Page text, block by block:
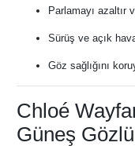
Parlamayı azaltır
Sürüş ve açık
Göz sağlığını
Chloé
Güneş